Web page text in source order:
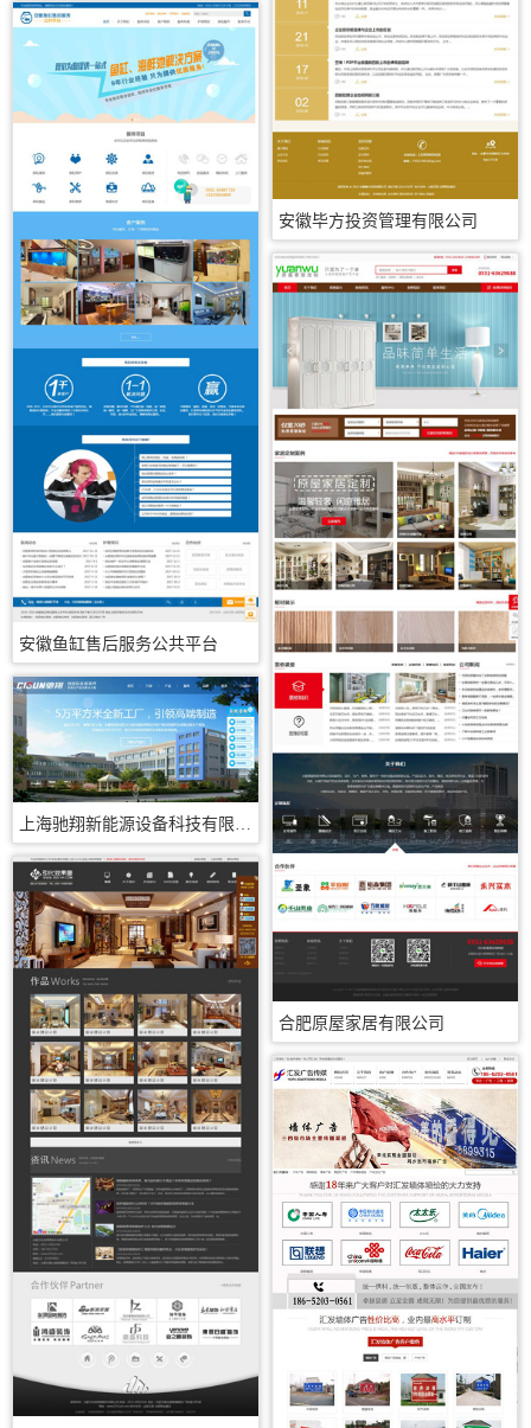
安徽毕方投资管理有限公司
安徽鱼缸售后服务公共平台
合肥原屋家居有限公司